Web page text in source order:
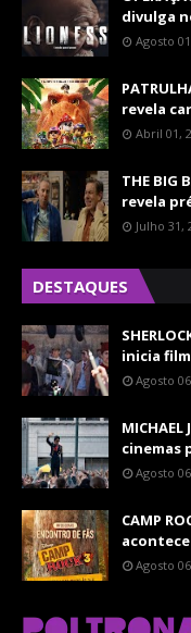
divulga
Agosto
revela
Abril 01,
THE BIG
revela
Julho 31,
DESTAQUES
inicia
Agosto
cinemas
Agosto
CAMP
acontece
Agosto